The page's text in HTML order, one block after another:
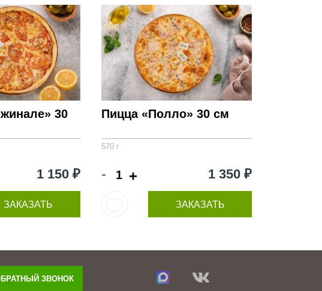
30
1 150 ₽
ЗАКАЗАТЬ
Пицца «Полло» 30 см
570 г
- + 1 350 ₽
ЗАКАЗАТЬ
ЗВОНОК